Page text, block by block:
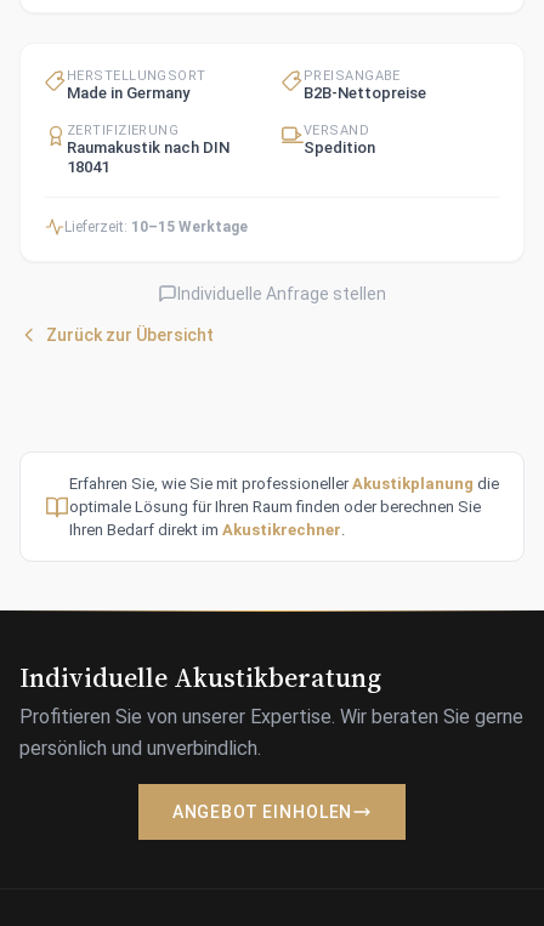
HERSTELLUNGSORT
Made in Germany
PREISANGABE
B2B-Nettopreise
ZERTIFIZIERUNG
Raumakustik nach DIN
18041
VERSAND
Spedition
Lieferzeit: 10–15 Werktage
Individuelle Anfrage stellen
Zurück zur Übersicht
Erfahren Sie, wie Sie mit professionellerAkustikplanung die
optimale Lösung für Ihren Raum finden oder berechnen Sie
Ihren Bedarf direkt im Akustikrechner.
Individuelle Akustikberatung
Profitieren Sie von unserer Expertise. Wir beraten Sie gerne
persönlich und unverbindlich.
ANGEBOT EINHOLEN